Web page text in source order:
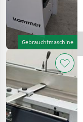
Gebrauchtmaschine